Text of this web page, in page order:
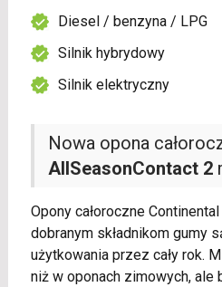
Nowa opona
AllSeasonContact 2
Opony całoroczne
dobranym składnikom gumy
użytkowania przez cały rok.
niż w oponach zimowych, ale
Diesel / benzyna / LPG
Silnik hybrydowy
Silnik elektryczny